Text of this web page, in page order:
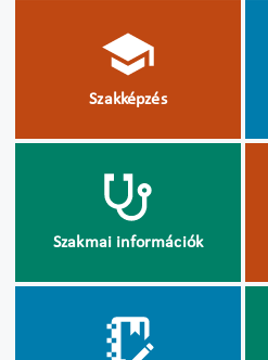
Szakképzés
Szakmai információk